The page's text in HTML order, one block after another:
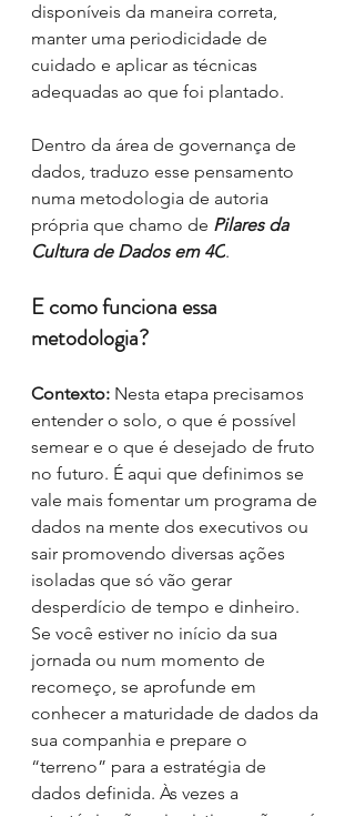
disponíveis da maneira correta,
manter uma periodicidade de
cuidado e aplicar as técnicas
adequadas ao que foi plantado.
Dentro da área de governança de
dados, traduzo esse pensamento
numa metodologia de autoria
própria que chamo de Pilares da
Cultura de Dados em 4C.
E como funciona essa
metodologia?
Contexto: Nesta etapa precisamos
entender o solo, o que é possível
semear e o que é desejado de fruto
no futuro. É aqui que definimos se
vale mais fomentar um programa de
dados na mente dos executivos ou
sair promovendo diversas ações
isoladas que só vão gerar
desperdício de tempo e dinheiro.
Se você estiver no início da sua
jornada ou num momento de
recomeço, se aprofunde em
conhecer a maturidade de dados da
sua companhia e prepare o
“terreno” para a estratégia de
dados definida. Às vezes a